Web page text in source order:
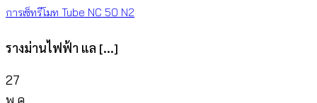
การเซ็ทรีโมท Tube NC 50 N2
รางม่านไฟฟ้า แล [...]
27